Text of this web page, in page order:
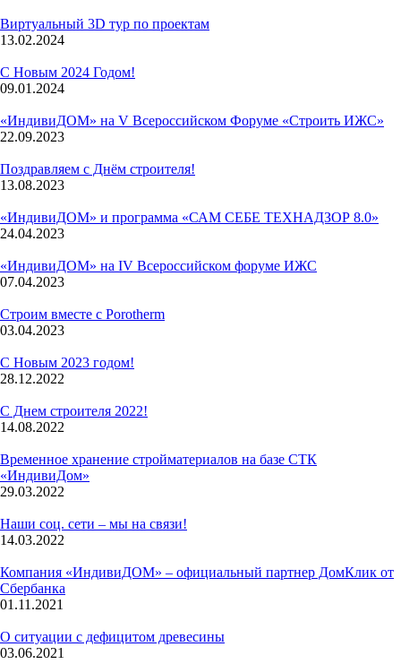
Виртуальный 3D тур по проектам
13.02.2024
С Новым 2024 Годом!
09.01.2024
«ИндивиДОМ» на V Всероссийском Форуме «Строить ИЖС»
22.09.2023
Поздравляем с Днём строителя!
13.08.2023
«ИндивиДОМ» и программа «САМ СЕБЕ ТЕХНАДЗОР 8.0»
24.04.2023
«ИндивиДОМ» на IV Всероссийском форуме ИЖС
07.04.2023
Строим вместе с Porotherm
03.04.2023
С Новым 2023 годом!
28.12.2022
С Днем строителя 2022!
14.08.2022
Временное хранение стройматериалов на базе СТК
«ИндивиДом»
29.03.2022
Наши соц. сети – мы на связи!
14.03.2022
Компания «ИндивиДОМ» – официальный партнер ДомКлик от
Сбербанка
01.11.2021
О ситуации с дефицитом древесины
03.06.2021